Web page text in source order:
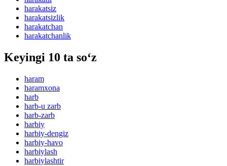
harakatsiz
harakatsizlik
harakatchan
harakatchanlik
Keyingi 10 ta so‘z
haram
haramxona
harb
harb-u zarb
harb-zarb
harbiy
harbiy-dengiz
harbiy-havo
harbiylash
harbiylashtir